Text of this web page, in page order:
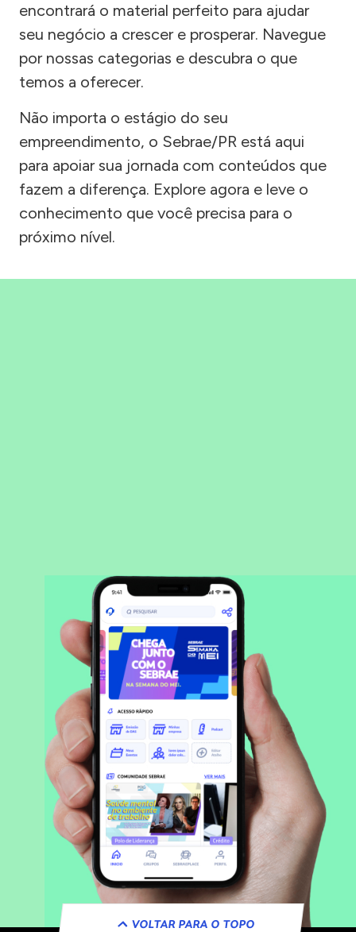
encontrará o material perfeito para ajudar
seu negócio a crescer e prosperar. Navegue
por nossas categorias e descubra o que
temos a oferecer.
Não importa o estágio do seu
empreendimento, o Sebrae/PR está aqui
para apoiar sua jornada com conteúdos que
fazem a diferença. Explore agora e leve o
conhecimento que você precisa para o
próximo nível.
VOLTAR PARA O TOPO